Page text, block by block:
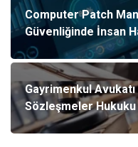
Computer Patch
Güvenliğinde İnsan
Gayrimenkul
Sözleşmeler